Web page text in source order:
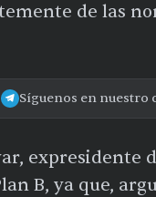
de las
Síguenos en nuestro
expresidente
B, ya que,